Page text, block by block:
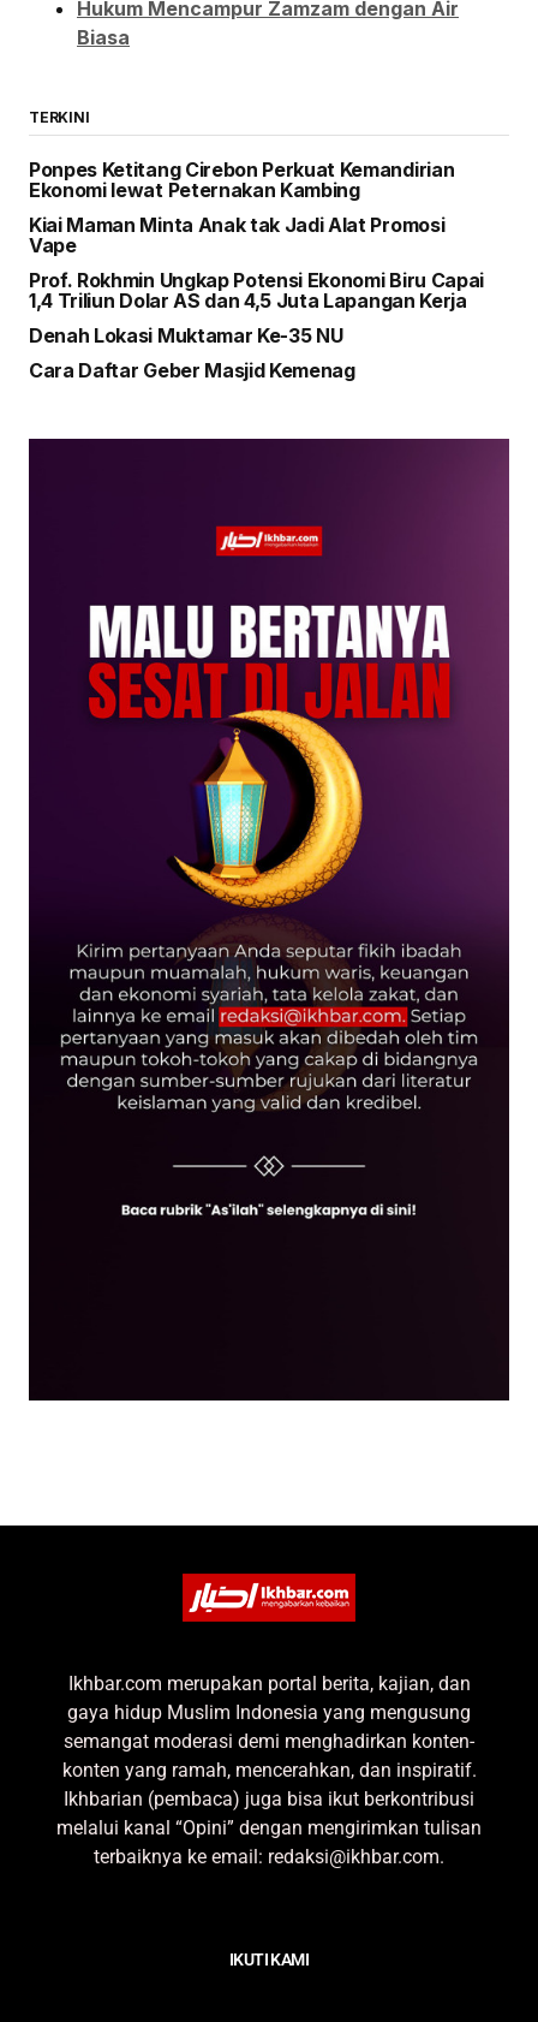
Hukum Mencampur Zamzam dengan Air
Biasa
TERKINI
Ponpes Ketitang Cirebon Perkuat Kemandirian
Ekonomi lewat Peternakan Kambing
Kiai Maman Minta Anak tak Jadi Alat Promosi
Vape
Prof. Rokhmin Ungkap Potensi Ekonomi Biru Capai
1,4 Triliun Dolar AS dan 4,5 Juta Lapangan Kerja
Denah Lokasi Muktamar Ke-35 NU
Cara Daftar Geber Masjid Kemenag
Ikhbar.com merupakan portal berita, kajian, dan
gaya hidup Muslim Indonesia yang mengusung
semangat moderasi demi menghadirkan konten-
konten yang ramah, mencerahkan, dan inspiratif.
Ikhbarian (pembaca) juga bisa ikut berkontribusi
melalui kanal “Opini” dengan mengirimkan tulisan
terbaiknya ke email: redaksi@ikhbar.com.
IKUTI KAMI